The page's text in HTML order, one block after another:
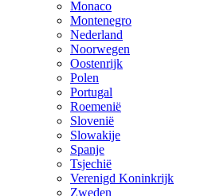
Monaco
Montenegro
Nederland
Noorwegen
Oostenrijk
Polen
Portugal
Roemenië
Slovenië
Slowakije
Spanje
Tsjechië
Verenigd Koninkrijk
Zweden